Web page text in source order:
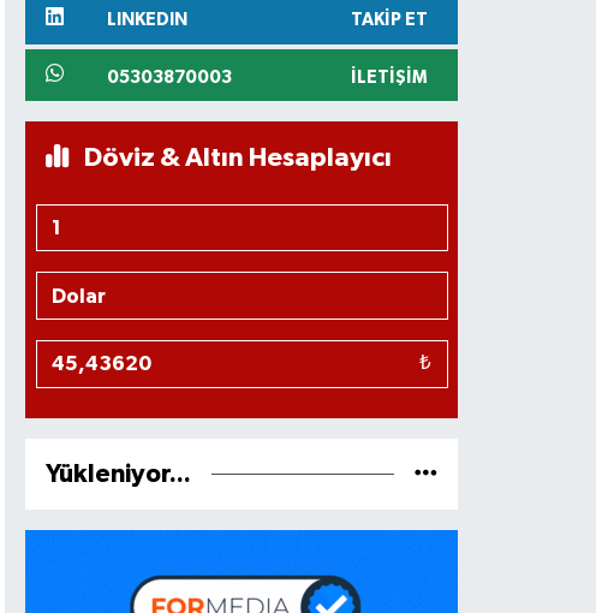
LINKEDIN TAKIP ET
05303870003 İLETIŞIM
Döviz & Altın Hesaplayıcı
₺
Yükleniyor...